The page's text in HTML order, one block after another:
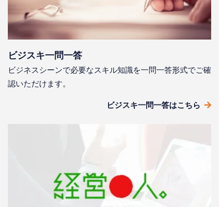
ビジスキ⼀問⼀答
ビジネスシーンで必要なスキル知識を⼀問⼀答形式でご確
認いただけます。
ビジスキ⼀問⼀答はこちら